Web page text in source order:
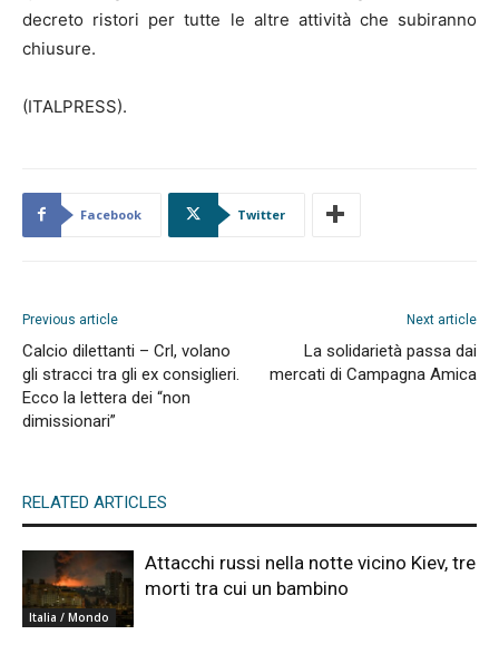
decreto ristori per tutte le altre attività che subiranno
chiusure.
(ITALPRESS).
Facebook Twitter
Previous article
Calcio dilettanti – Crl, volano
gli stracci tra gli ex consiglieri.
Ecco la lettera dei “non
dimissionari”
Next article
La solidarietà passa dai
mercati di Campagna Amica
RELATED ARTICLES
Italia / Mondo
Attacchi russi nella notte vicino Kiev, tre
morti tra cui un bambino